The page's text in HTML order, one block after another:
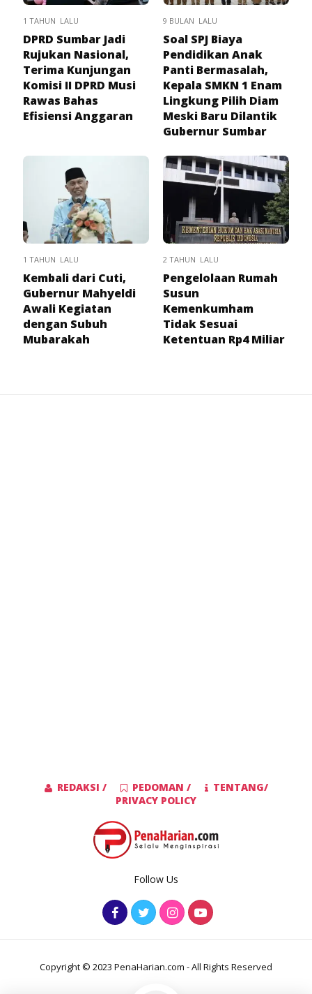
1 TAHUN LALU
DPRD Sumbar Jadi
Rujukan Nasional,
Terima Kunjungan
Komisi II DPRD Musi
Rawas Bahas
Efisiensi Anggaran
9 BULAN LALU
Soal SPJ Biaya
Pendidikan Anak
Panti Bermasalah,
Kepala SMKN 1 Enam
Lingkung Pilih Diam
Meski Baru Dilantik
Gubernur Sumbar
1 TAHUN LALU
Kembali dari Cuti,
Gubernur Mahyeldi
Awali Kegiatan
dengan Subuh
Mubarakah
2 TAHUN LALU
Pengelolaan Rumah
Susun
Kemenkumham
Tidak Sesuai
Ketentuan Rp4 Miliar
REDAKSI / PEDOMAN /
TENTANG/
PRIVACY POLICY
Follow Us
Copyright © 2023 PenaHarian.com - All Rights Reserved